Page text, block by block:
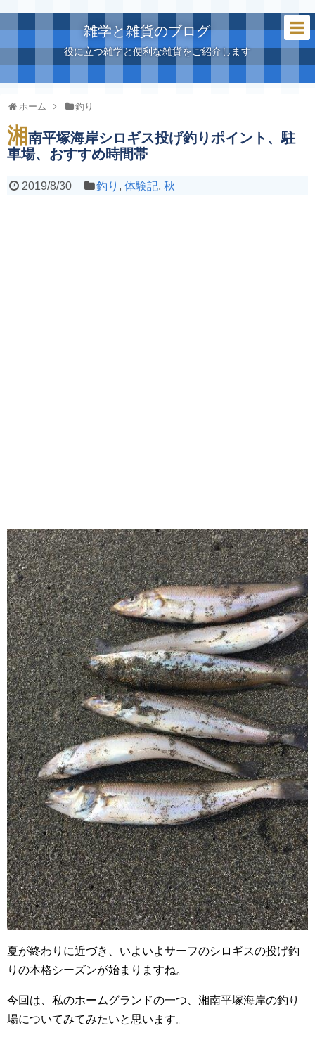
雑学と雑貨のブログ
役に立つ雑学と便利な雑貨をご紹介します
ホーム 釣り
湘南平塚海岸シロギス投げ釣りポイント、駐
車場、おすすめ時間帯
2019/8/30 釣り ,体験記,秋
夏が終わりに近づき、いよいよサーフのシロギスの投げ釣
りの本格シーズンが始まりますね。
今回は、私のホームグランドの一つ、湘南平塚海岸の釣り
場についてみてみたいと思います。